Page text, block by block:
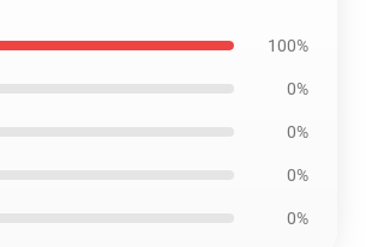
100%
0%
0%
0%
0%